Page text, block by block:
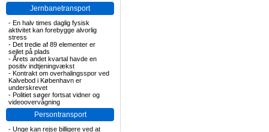
Jernbanetransport
- En halv times daglig fysisk
aktivitet kan forebygge alvorlig
stress
- Det tredie af 89 elementer er
sejlet på plads
- Årets andet kvartal havde en
positiv indtjeningvækst
- Kontrakt om overhalingsspor ved
Kalvebod i København er
underskrevet
- Politiet søger fortsat vidner og
videoovervågning
Persontransport
- Unge kan rejse billigere ved at